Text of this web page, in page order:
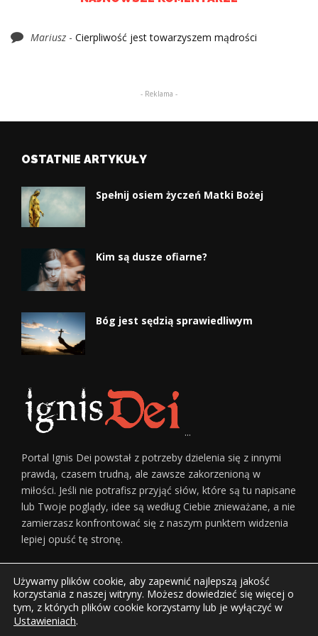
Mariusz - Cierpliwość jest towarzyszem mądrości
- Reklama -
OSTATNIE ARTYKUŁY
Spełnij osiem życzeń Matki Bożej
Kim są dusze ofiarne?
Bóg jest sędzią sprawiedliwym
...
Portal Ignis Dei powstał z potrzeby dzielenia się z innymi
prawdą, czasem trudną, ale zawsze zakorzenioną w
miłości. Jeśli nie potrafisz przyjąć słów, które są tu napisane
lub Twoje poglądy, idee są według Ciebie znieważane, a nie
zamierzasz konfrontować się z naszym punktem widzenia
lepiej opuść tę stronę.
Home O Nas
Używamy plików cookie, aby zapewnić najlepszą jakość
korzystania z naszej witryny. Możesz dowiedzieć się więcej o
tym, z których plików cookie korzystamy lub je wyłączyć w
Ustawieniach.